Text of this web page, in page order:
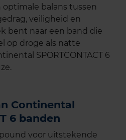
balans tussen
veiligheid en
bent naar een band die
op droge als natte
SPORTCONTACT 6
Continental
6 banden
voor uitstekende